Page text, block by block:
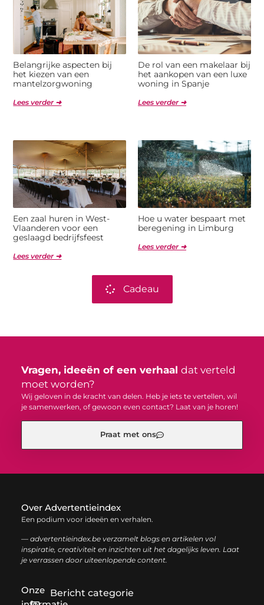
Belangrijke aspecten bij
het kiezen van een
mantelzorgwoning
Lees verder ➜
De rol van een makelaar bij
het aankopen van een luxe
woning in Spanje
Lees verder ➜
Een zaal huren in West-
Vlaanderen voor een
geslaagd bedrijfsfeest
Lees verder ➜
Hoe u water bespaart met
beregening in Limburg
Lees verder ➜
Cadeau
Vragen, ideeën of een verhaal dat verteld
moet worden?
Wij geloven in de kracht van delen. Heb je iets te vertellen, wil
je samenwerken, of gewoon even contact? Laat van je horen!
Praat met ons
Over Advertentieindex
Een podium voor ideeën en verhalen.
— advertentieindex.be verzamelt blogs en artikelen vol
inspiratie, creativiteit en inzichten uit het dagelijks leven. Laat
je verrassen door uiteenlopende content.
Onze Bericht categorie